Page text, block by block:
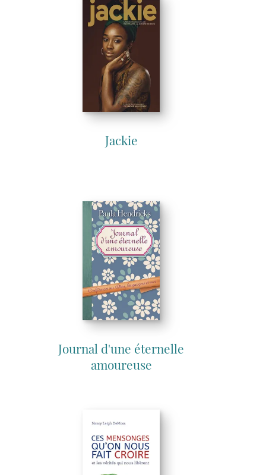
Jackie
Journal d'une éternelle
amoureuse